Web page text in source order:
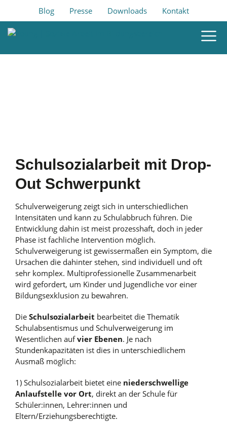
Blog Presse Downloads Kontakt
Schulsozialarbeit mit Drop-
Out Schwerpunkt
Schulverweigerung zeigt sich in unterschiedlichen
Intensitäten und kann zu Schulabbruch führen. Die
Entwicklung dahin ist meist prozesshaft, doch in jeder
Phase ist fachliche Intervention möglich.
Schulverweigerung ist gewissermaßen ein Symptom, die
Ursachen die dahinter stehen, sind individuell und oft
sehr komplex. Multiprofessionelle Zusammenarbeit
wird gefordert, um Kinder und Jugendliche vor einer
Bildungsexklusion zu bewahren.
Die Schulsozialarbeit bearbeitet die Thematik
Schulabsentismus und Schulverweigerung im
Wesentlichen aufvier Ebenen. Je nach
Stundenkapazitäten ist dies in unterschiedlichem
Ausmaß möglich:
1) Schulsozialarbeit bietet eine niederschwellige
Anlaufstelle vor Ort, direkt an der Schule für
Schüler:innen, Lehrer:innen und
Eltern/Erziehungsberechtigte.